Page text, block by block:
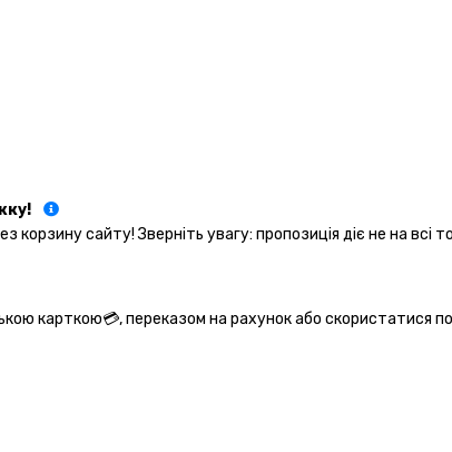
сайту! Зверніть увагу: пропозиція діє не на всі
карткою💳, переказом на рахунок або